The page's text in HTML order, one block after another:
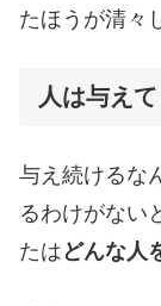
たほうが清々
人は与え
与え続けるな
るわけがない
たは どんな人